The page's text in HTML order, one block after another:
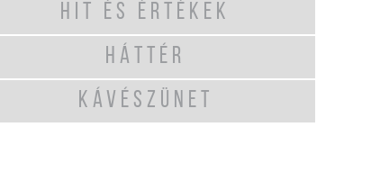
HIT ÉS ÉRTÉKEK
HÁTTÉR
KÁVÉSZÜNET